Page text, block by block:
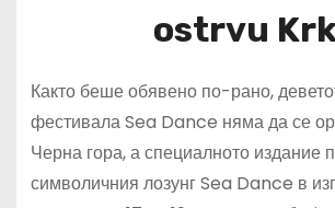
ostrvu
Както беше обявено по-рано,
фестивала Sea Dance няма да се
Черна гора, а специалното издание
символичния лозунг Sea Dance в